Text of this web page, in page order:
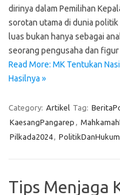
dirinya dalam Pemilihan
sorotan utama di dunia
luas bukan hanya sebagai
seorang pengusaha dan
Read More: MK Tentukan
Hasilnya »
Category: Artikel Tag:
KaesangPangarep ,
Pilkada2024, PolitikDanHukum
Tips Menjaga